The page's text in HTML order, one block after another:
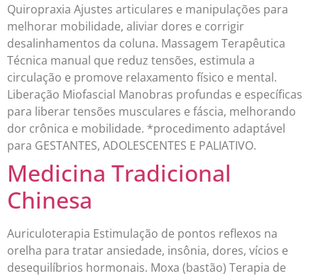
Quiropraxia Ajustes articulares e manipulações para
melhorar mobilidade, aliviar dores e corrigir
desalinhamentos da coluna. Massagem Terapêutica
Técnica manual que reduz tensões, estimula a
circulação e promove relaxamento físico e mental.
Liberação Miofascial Manobras profundas e específicas
para liberar tensões musculares e fáscia, melhorando
dor crônica e mobilidade. *procedimento adaptável
para GESTANTES, ADOLESCENTES E PALIATIVO.
Medicina Tradicional
Chinesa
Auriculoterapia Estimulação de pontos reflexos na
orelha para tratar ansiedade, insônia, dores, vícios e
desequilíbrios hormonais. Moxa (bastão) Terapia de